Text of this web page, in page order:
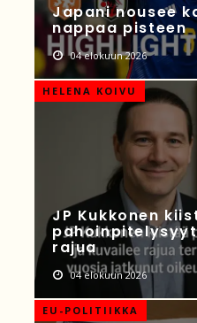
Japani nousee
nappaa pisteen
04 elokuun 2026
HELENA KOIVU
JP Kukkonen
rajua
04 elokuun 2026
EU-POLITIIKKA